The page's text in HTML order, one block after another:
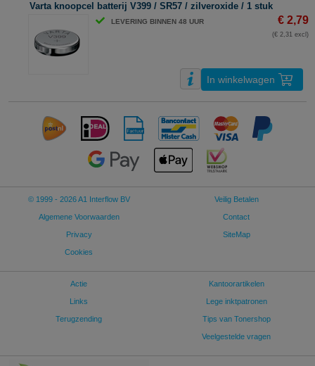
Varta knoopcel batterij V399 / SR57 / zilveroxide / 1 stuk
LEVERING BINNEN 48 UUR € 2,79
(€ 2,31 excl)
In winkelwagen
© 1999 - 2026 A1 Interflow BV
Algemene Voorwaarden
Privacy
Cookies
Veilig Betalen
Contact
SiteMap
Actie
Links
Terugzending
Kantoorartikelen
Lege inktpatronen
Tips van Tonershop
Veelgestelde vragen